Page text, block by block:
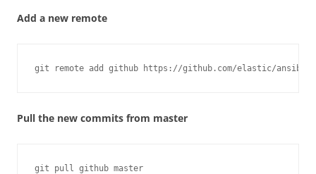
Add a new remote
git remote add github https://github.com/elastic/
Pull the new commits from master
git pull github master